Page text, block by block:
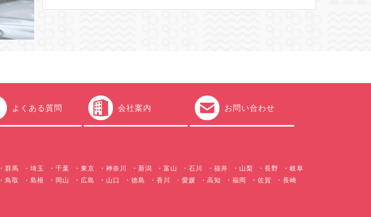
よくある質問 会社案内 お問い合わせ
群馬 埼玉 千葉 東京 神奈川 新潟 富山 石川 福井 山梨 長野
岐阜
鳥取 島根 岡山 広島 山口 徳島 香川 愛媛 高知 福岡 佐賀
長崎